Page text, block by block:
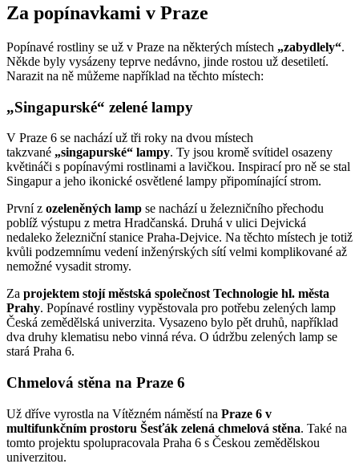
Za popínavkami v Praze
Popínavé rostliny se už v Praze na některých místech „zabydlely“.
Někde byly vysázeny teprve nedávno, jinde rostou už desetiletí.
Narazit na ně můžeme například na těchto místech:
„Singapurské“ zelené lampy
V Praze 6 se nachází už tři roky na dvou místech
takzvané „singapurské“ lampy. Ty jsou kromě svítidel osazeny
květináči s popínavými rostlinami a lavičkou. Inspirací pro ně se stal
Singapur a jeho ikonické osvětlené lampy připomínající strom.
První z ozeleněných lamp se nachází u železničního přechodu
poblíž výstupu z metra Hradčanská. Druhá v ulici Dejvická
nedaleko železniční stanice Praha-Dejvice. Na těchto místech je totiž
kvůli podzemnímu vedení inženýrských sítí velmi komplikované až
nemožné vysadit stromy.
Za projektem stojí městská společnost Technologie hl. města
Prahy. Popínavé rostliny vypěstovala pro potřebu zelených lamp
Česká zemědělská univerzita. Vysazeno bylo pět druhů, například
dva druhy klematisu nebo vinná réva. O údržbu zelených lamp se
stará Praha 6.
Chmelová stěna na Praze 6
Už dříve vyrostla na Vítězném náměstí na Praze 6 v
multifunkčním prostoru Šesťák zelená chmelová stěna. Také na
tomto projektu spolupracovala Praha 6 s Českou zemědělskou
univerzitou.